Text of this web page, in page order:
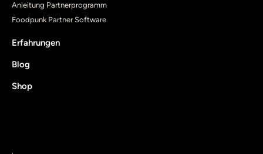
Anleitung Partnerprogramm
Foodpunk Partner Software
Erfahrungen
Blog
Shop